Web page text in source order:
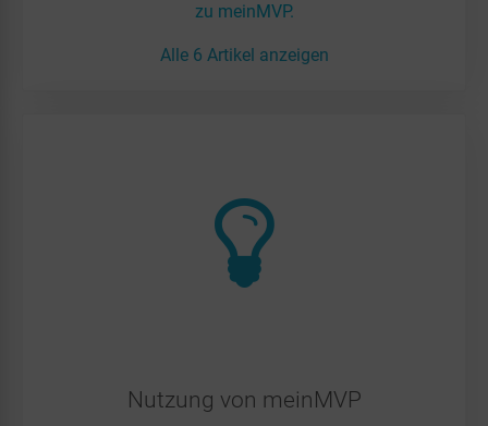
zu meinMVP.
Alle 6 Artikel anzeigen
Nutzung von meinMVP